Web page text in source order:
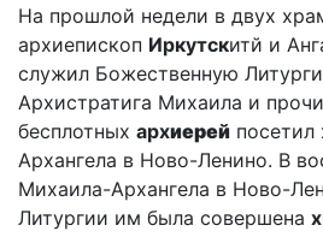
На прошлой недели в двух
архиепископ Иркутскитй и
служил Божественную
Архистратига Михаила и
бесплотных архиерей
Архангела в Ново-Ленино. В
Михаила-Архангела в Ново-
Литургии им была совершена